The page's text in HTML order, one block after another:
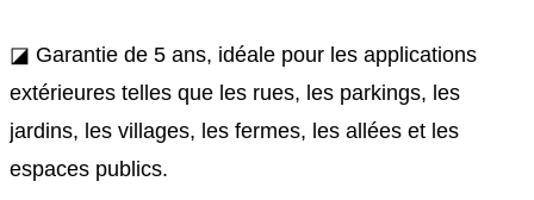
◪ Garantie de 5 ans, idéale pour les applications
extérieures telles que les rues, les parkings, les
jardins, les villages, les fermes, les allées et les
espaces publics.